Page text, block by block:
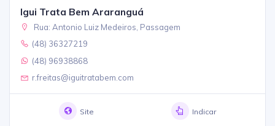
Igui Trata Bem Araranguá
Rua: Antonio Luiz Medeiros, Passagem
(48) 36327219
(48) 96938868
r.freitas@iguitratabem.com
Site Indicar